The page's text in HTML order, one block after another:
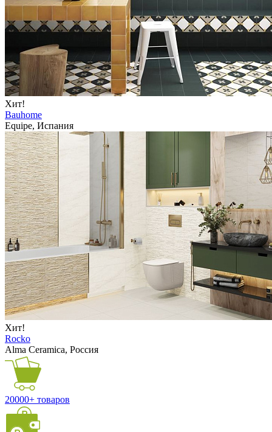
Хит!
Bauhome
Equipe, Испания
Хит!
Rocko
Alma Ceramica, Россия
20000+ товаров